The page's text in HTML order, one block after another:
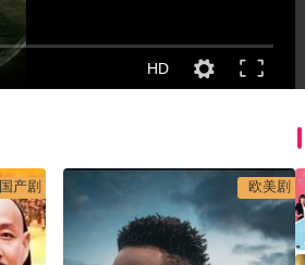
HD
国产剧 欧美剧